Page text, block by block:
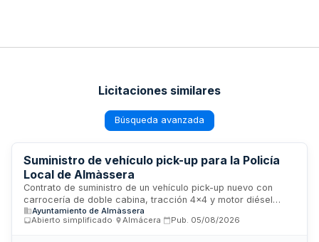
Licitaciones similares
Búsqueda avanzada
Suministro de vehículo pick-up para la Policía
Local de Almàssera
Contrato de suministro de un vehículo pick-up nuevo con
carrocería de doble cabina, tracción 4x4 y motor diésel
para la Policía Local de Almàssera. El vehículo deberá
cumplir con las especificaciones técnicas establecidas en el
Ayuntamiento de Almàssera
Abierto simplificado
Almácera Pub. 05/08/2026